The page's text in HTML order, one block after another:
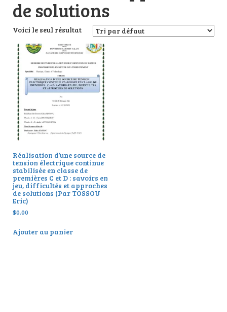
de solutions
Voici le seul résultat
Réalisation d’une source de
tension électrique continue
stabilisée en classe de
premières C et D : savoirs en
jeu, difficultés et approches
de solutions (Par TOSSOU
Eric)
$0.00
Ajouter au panier